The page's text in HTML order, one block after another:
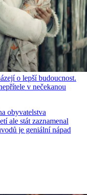
o lepší budoucnost.
v nečekanou
obyvatelstva
ale stát zaznamenal
je geniální nápad